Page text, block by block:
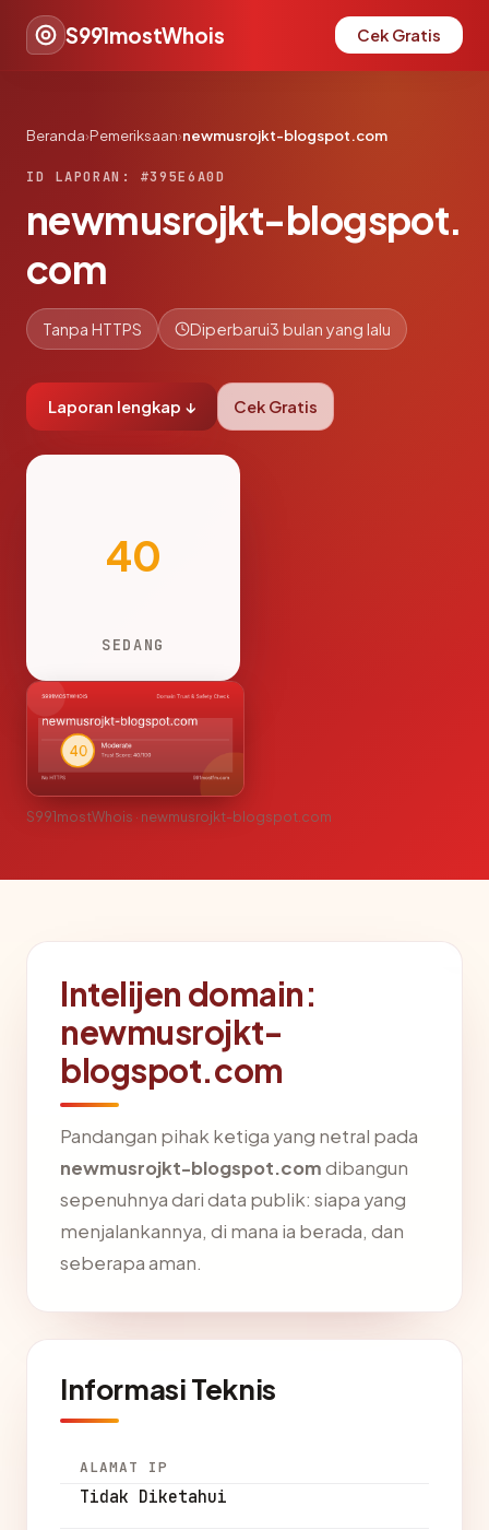
S991mostWhois Cek Gratis
Beranda›Pemeriksaan›newmusrojkt-blogspot.com
ID LAPORAN: #395E6A0D
newmusrojkt-blogspot.
com
Tanpa HTTPS Diperbarui3 bulan yang lalu
Laporan lengkap ↓ Cek Gratis
40
SEDANG
S991mostWhois · newmusrojkt-blogspot.com
Intelijen domain:
newmusrojkt-
blogspot.com
Pandangan pihak ketiga yang netral pada
newmusrojkt-blogspot.comdibangun
sepenuhnya dari data publik: siapa yang
menjalankannya, di mana ia berada, dan
seberapa aman.
Informasi Teknis
ALAMAT IP
Tidak Diketahui